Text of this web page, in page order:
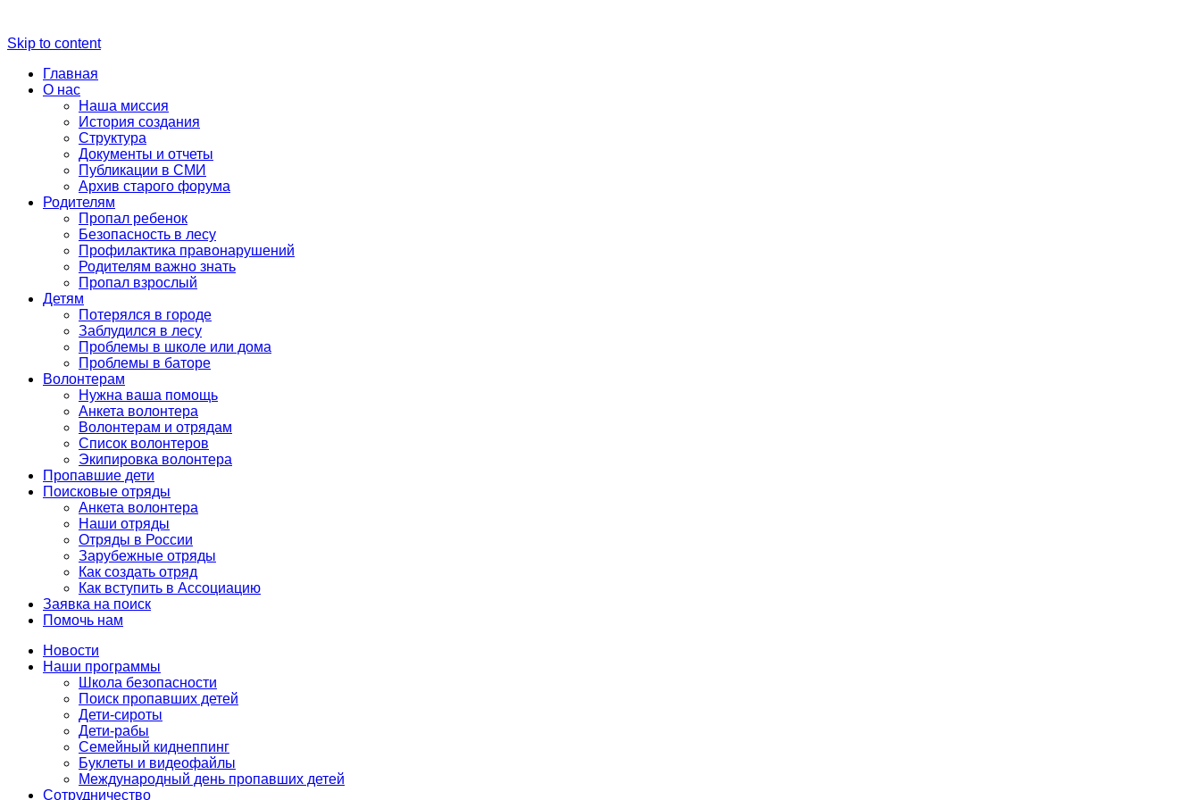
Skip to content
Главная
О нас
Наша миссия
История создания
Структура
Документы и отчеты
Публикации в СМИ
Архив старого форума
Родителям
Пропал ребенок
Безопасность в лесу
Профилактика правонарушений
Родителям важно знать
Пропал взрослый
Детям
Потерялся в городе
Заблудился в лесу
Проблемы в школе или дома
Проблемы в баторе
Волонтерам
Нужна ваша помощь
Анкета волонтера
Волонтерам и отрядам
Список волонтеров
Экипировка волонтера
Пропавшие дети
Поисковые отряды
Анкета волонтера
Наши отряды
Отряды в России
Зарубежные отряды
Как создать отряд
Как вступить в Ассоциацию
Заявка на поиск
Помочь нам
Новости
Наши программы
Школа безопасности
Поиск пропавших детей
Дети-сироты
Дети-рабы
Семейный киднеппинг
Буклеты и видеофайлы
Международный день пропавших детей
Сотрудничество